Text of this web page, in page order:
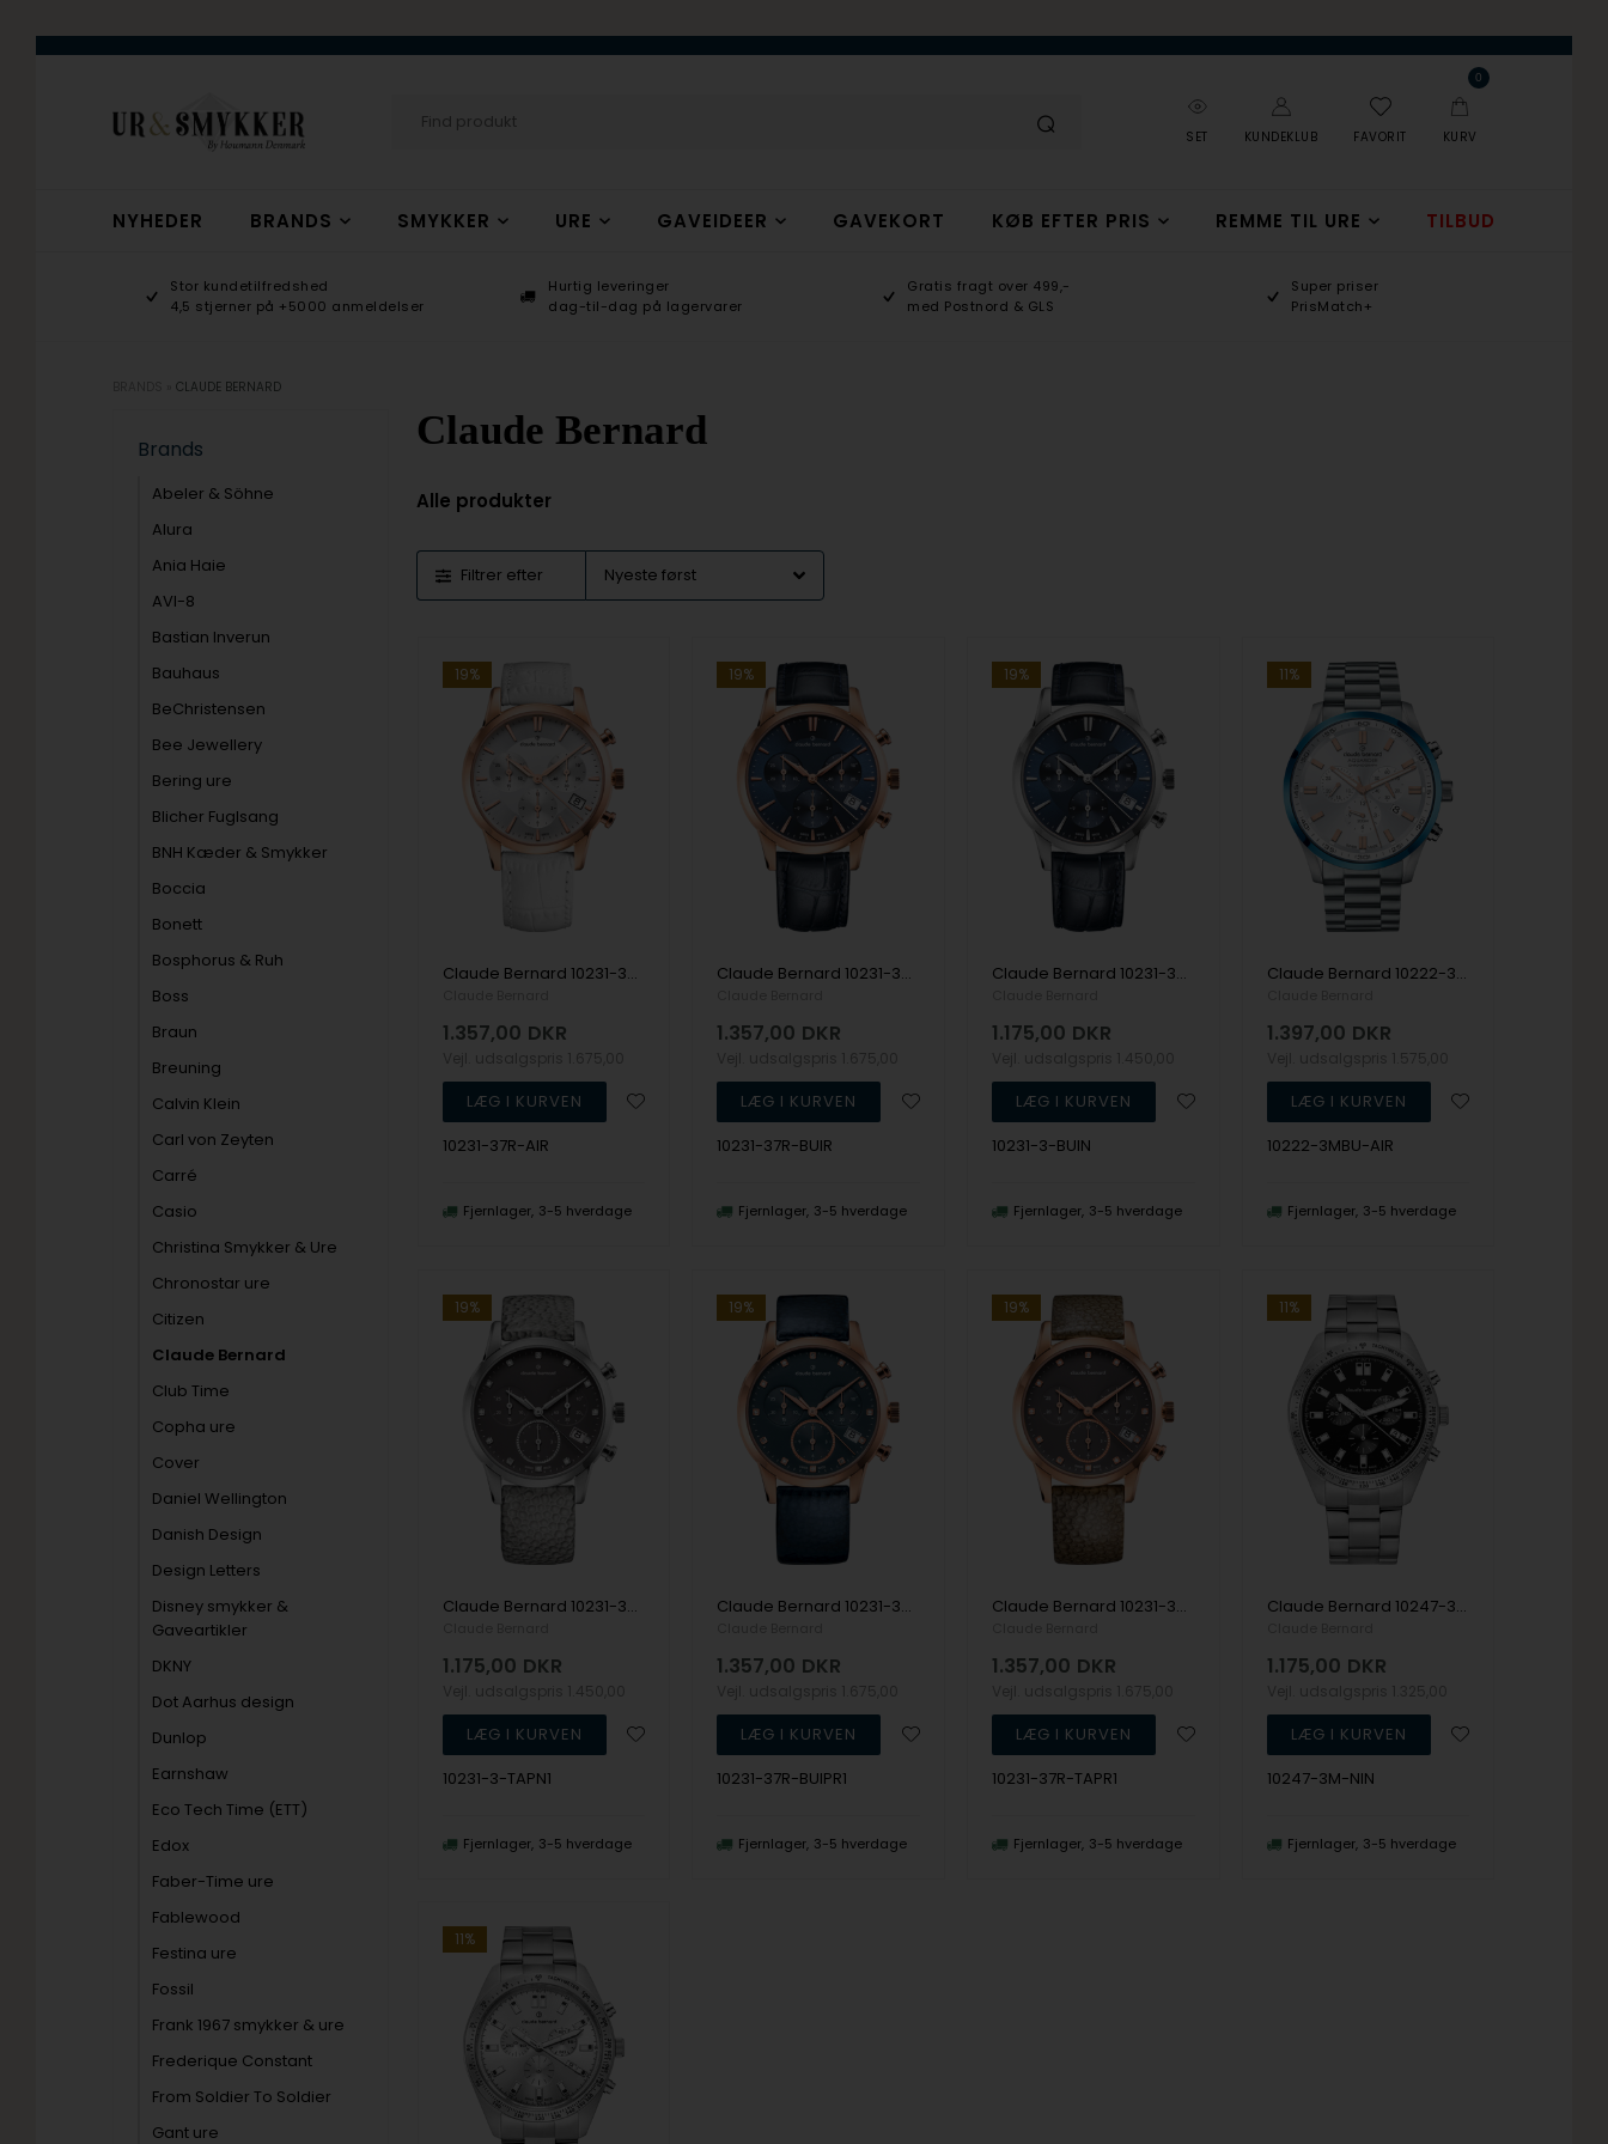
SET KUNDEKLUB FAVORIT
0
KURV
NYHEDER BRANDS SMYKKER URE GAVEIDEER GAVEKORT KØB EFTER PRIS REMME TIL URE TILBUD
Stor kundetilfredshed
4,5 stjerner på +5000 anmeldelser
Hurtig leveringer
dag-til-dag på lagervarer
Gratis fragt over 499,-
med Postnord & GLS
Super priser
PrisMatch+
»CLAUDE BERNARD
Brands
Abeler & Söhne
Alura
Ania Haie
AVI-8
Bastian Inverun
Bauhaus
BeChristensen
Bee Jewellery
Bering ure
Blicher Fuglsang
BNH Kæder & Smykker
Boccia
Bonett
Bosphorus & Ruh
Boss
Braun
Breuning
Calvin Klein
Carl von Zeyten
Carré
Casio
Christina Smykker & Ure
Chronostar ure
Citizen
Claude Bernard
Club Time
Copha ure
Cover
Daniel Wellington
Danish Design
Design Letters
Disney smykker &
Gaveartikler
DKNY
Dot Aarhus design
Dunlop
Earnshaw
Eco Tech Time (ETT)
Edox
Faber-Time ure
Fablewood
Festina ure
Fossil
Frank 1967 smykker & ure
Frederique Constant
From Soldier To Soldier
Gant ure
Claude Bernard
Alle produkter
Filtrer efter
19%
Claude Bernard 10231-37R-AIR dame Classic Chronograph 35mm 5ATM armbåndsur
1.357,00 DKR
10231-37R-AIR
Fjernlager 3-5 hverdage
19%
Claude Bernard 10231-37R-BUIR dame Classic Chronograph 35mm 5ATM armbåndsur
1.357,00 DKR
10231-37R-BUIR
Fjernlager 3-5 hverdage
19%
Claude Bernard 10231-3-BUIN dame Classic Chronograph 35mm 5ATM armbåndsur
1.175,00 DKR
10231-3-BUIN
Fjernlager 3-5 hverdage
11%
Claude Bernard 10222-3MBU-AIR herre Aquarider Chronograph 44mm 20ATM armbåndsur
1.397,00 DKR
10222-3MBU-AIR
Fjernlager 3-5 hverdage
19%
Claude Bernard 10231-3-TAPN1 dame Classic Chronograph 35mm 5ATM armbåndsur
1.175,00 DKR
10231-3-TAPN1
Fjernlager 3-5 hverdage
19%
Claude Bernard 10231-37R-BUIPR1 dame Classic Chronograph 35mm 5ATM armbåndsur
1.357,00 DKR
10231-37R-BUIPR1
Fjernlager 3-5 hverdage
19%
Claude Bernard 10231-37R-TAPR1 dame Classic Chronograph 35mm 5ATM armbåndsur
1.357,00 DKR
10231-37R-TAPR1
Fjernlager 3-5 hverdage
11%
Claude Bernard 10247-3M-NIN herre ST50 Chronograph 44mm 5ATM armbåndsur
1.175,00 DKR
10247-3M-NIN
Fjernlager 3-5 hverdage
11%